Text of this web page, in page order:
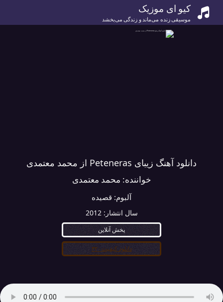
کیو ای موزیک
موسیقی زنده می‌ماند و زندگی می‌بخشد
دانلود آهنگ زیبای Peteneras از محمد معتمدی
خواننده: محمد معتمدی
آلبوم: قصیده
سال انتشار:2012
پخش آنلاین
دانلود کیفیت ۳۲۰